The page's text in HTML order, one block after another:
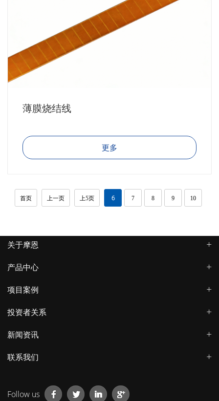
薄膜烧结线
更多
首页 上一页 上5页 6 7 8 9 10
关于摩恩
产品中心
项目案例
投资者关系
新闻资讯
联系我们
Follow us